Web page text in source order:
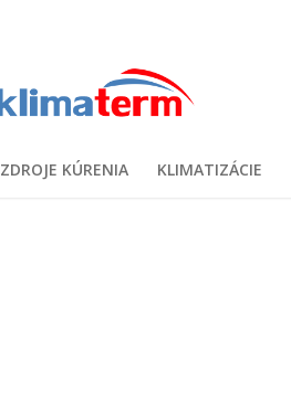
ZDROJE KÚRENIA KLIMATIZÁCIE